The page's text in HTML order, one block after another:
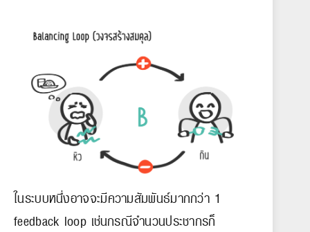
ในระบบหนึ่งอาจจะมีความสัมพันธ์มากกว่า 1
feedback loop เช่นกรณีจำนวนประชากรก็